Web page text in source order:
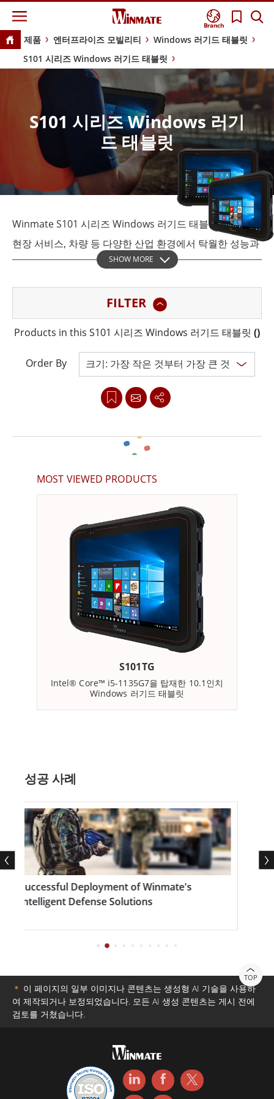
Branch
제품 엔터프라이즈 모빌리티
Windows 러기드 태블릿
S101 시리즈 Windows 러기드 태블릿
S101 시리즈 Windows 러기
드 태블릿
Winmate S101 시리즈 Windows 러기드 태블릿은 창고,
현장 서비스, 차량 등 다양한 산업 환경에서 탁월한 성능과
내구성을 제공하는 최고급 디바이스입니다. 이 태블릿은
스플레이로 어느 위치에서나 선명한 가시성을 보장하며
MIL-STD-810H를 준수하여 충격, 진동 및 낙하 저항을 보
S101 태블릿은 안정적인 성능과 낮은 전력 소비를 제공하
는 11세대 인텔® 프로세서로 구동됩니다. 최신
기업의 관리 용이성 및 IoT 솔루션 보안에 적합합니다.
또한 S101 태블릿은 8MP 후면 카메라, 전면 2.0MP 카메
라, 바코드 리더기와 같은 확장 옵션 등 다양한 데이터 캡처
모듈을 제공하여 포괄적인 데이터 수집을 보장합니다. 이
태블릿은 GPS, GLONASS, WLAN, BT 5.2, 4G LTE(옵션)를
통해 데이터에 실시간으로 액세스할 수 있어 언제 어디서
나 강력한 통신이 가능합니다.
S101 러기드 태블릿은 내구성이 뛰어나며 작업자의 편의
를 위해 캐리백, 핸드 스트랩, 숄더 스트랩 등 맞춤형 액세
서리를 제공합니다. 물과 먼지에 대한 IP65 보호 기능을 갖
인과 내구성 있는 구조로 기계 자동화, 조립 라인 모니터링,
사용자 단말기 또는 중장비 내부에 탁월한 도구입니다.
기능과 성능을 제공하는 안정적이고 강력한 디바이스입니
처 모듈을 갖추고 있어 다양한 산업 분야에 적합한 도구이
며, 견고한 디자인으로 오래 지속되는 내구성을 보장합니
다.
SHOW MORE
FILTER
Products in this S101 시리즈 Windows 러기드 태블릿 ()
Order By
MOST VIEWED PRODUCTS
S101TG
Intel® Core™ i5-1135G7을 탑재한 10.1인치
Windows 러기드 태블릿
성공 사례
Deployment of Winmate's
Defense Solutions
TOP
＊ 이 페이지의 일부 이미지나 콘텐츠는 생성형 AI 기술을 사용하
여 제작되거나 보정되었습니다. 모든 AI 생성 콘텐츠는 게시 전에
검토를 거쳤습니다.